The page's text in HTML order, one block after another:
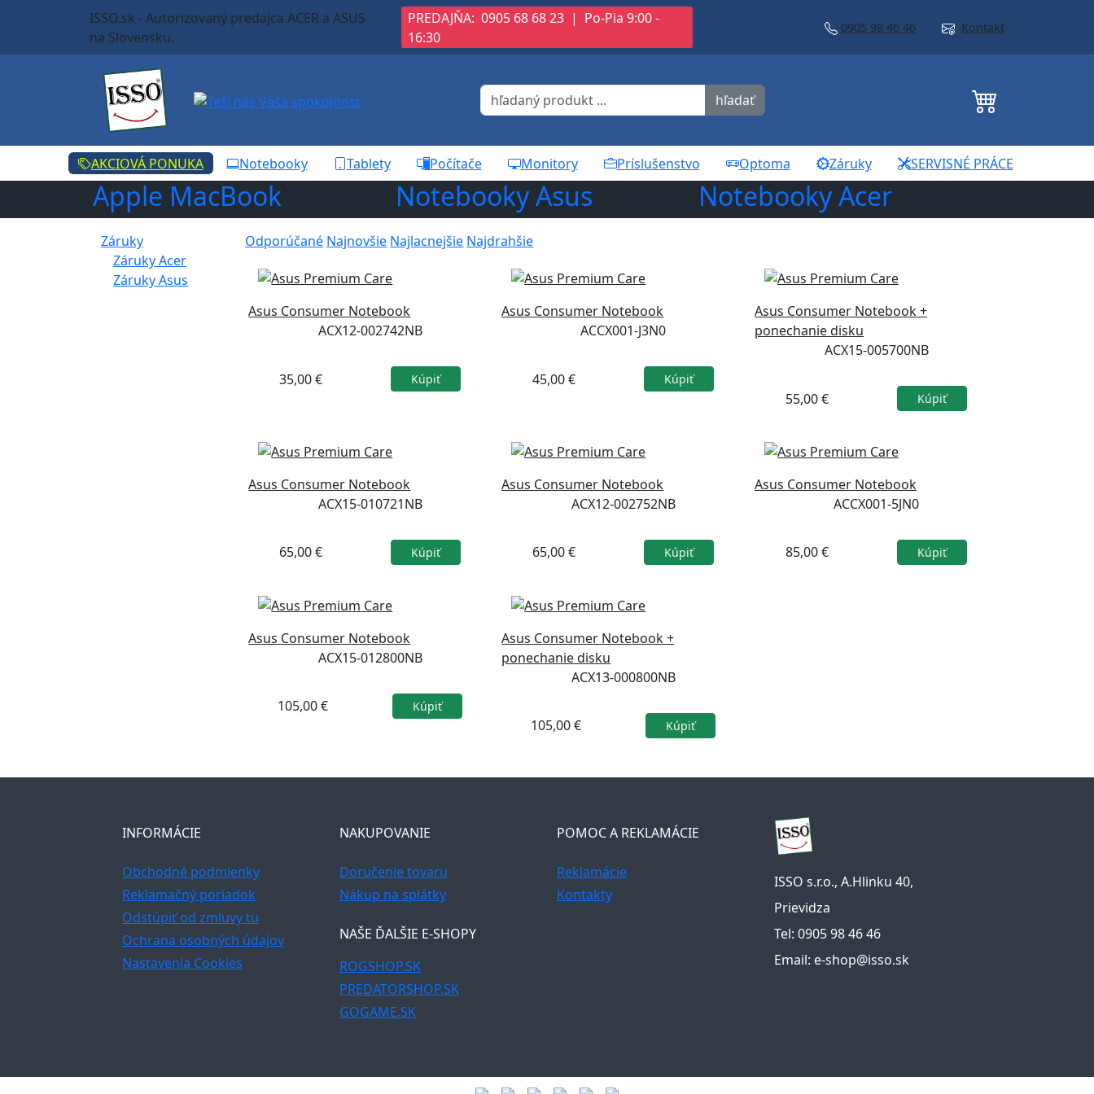
ISSO.sk - Autorizovaný predajca ACER a ASUS
na Slovensku.
PREDAJŇA: 0905 68 68 23 | Po-Pia 9:00 -
16:30
0905 98 46 46 Kontakt
hľadať
AKCIOVÁ PONUKA Notebooky Tablety Počítače Monitory Príslušenstvo Optoma Záruky SERVISNÉ PRÁCE
Apple MacBook Notebooky Asus Notebooky Acer
Záruky
Záruky Acer
Záruky Asus
Odporúčané Najnovšie Najlacnejšie Najdrahšie
Asus Consumer Notebook
ACX12-002742NB
35,00 € Kúpiť
Asus Consumer Notebook
ACCX001-J3N0
45,00 € Kúpiť
Asus Consumer Notebook +
ponechanie disku
ACX15-005700NB
55,00 € Kúpiť
Asus Consumer Notebook
ACX15-010721NB
65,00 € Kúpiť
Asus Consumer Notebook
ACX12-002752NB
65,00 € Kúpiť
Asus Consumer Notebook
ACCX001-5JN0
85,00 € Kúpiť
Asus Consumer Notebook
ACX15-012800NB
105,00 € Kúpiť
Asus Consumer Notebook +
ponechanie disku
ACX13-000800NB
105,00 € Kúpiť
INFORMÁCIE
Obchodné podmienky
Reklamačný poriadok
Odstúpiť od zmluvy tu
Ochrana osobných údajov
Nastavenia Cookies
NAKUPOVANIE
Doručenie tovaru
Nákup na splátky
NAŠE ĎALŠIE E-SHOPY
ROGSHOP.SK
PREDATORSHOP.SK
GOGAME.SK
POMOC A REKLAMÁCIE
Reklamácie
Kontakty
ISSO s.r.o., A.Hlinku 40,
Prievidza
Tel: 0905 98 46 46
Email: e-shop@isso.sk